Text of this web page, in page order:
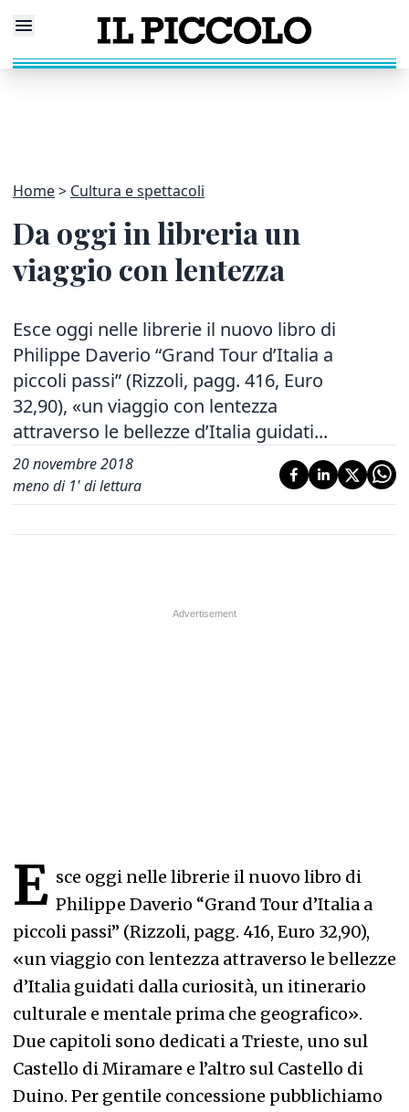
Home Cultura e spettacoli
Da oggi in libreria un
viaggio con lentezza
Esce oggi nelle librerie il nuovo libro di
Philippe Daverio “Grand Tour d’Italia a
piccoli passi” (Rizzoli, pagg. 416, Euro
32,90), «un viaggio con lentezza
attraverso le bellezze d’Italia guidati...
20 novembre 2018
meno di 1' di lettura
E sce oggi nelle librerie il nuovo libro di
Philippe Daverio “Grand Tour d’Italia a
piccoli passi” (Rizzoli, pagg. 416, Euro 32,90),
«un viaggio con lentezza attraverso le bellezze
d’Italia guidati dalla curiosità, un itinerario
culturale e mentale prima che geografico».
Due capitoli sono dedicati a Trieste, uno sul
Castello di Miramare e l’altro sul Castello di
Duino. Per gentile concessione pubblichiamo